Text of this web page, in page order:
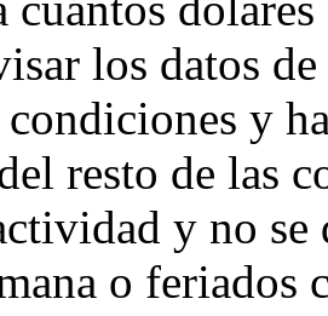
los datos
y
resto de las
y no
o feriados